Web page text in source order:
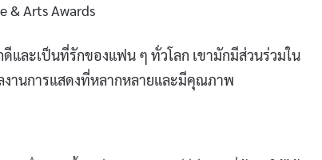
& Arts Awards
และเป็นที่รักของแฟน ๆ ทั่วโลก เขามักมีส่วนร่วมใน
งานการแสดงที่หลากหลายและมีคุณภาพ